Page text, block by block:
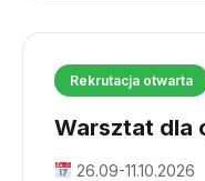
Rekrutacja otwarta
Warsztat dla
26.09-11.10.2026